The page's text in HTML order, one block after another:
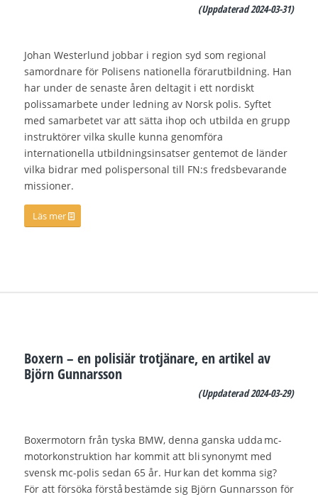
(Uppdaterad 2024-03-31)
Johan Westerlund jobbar i region syd som regional
samordnare för Polisens nationella förarutbildning. Han
har under de senaste åren deltagit i ett nordiskt
polissamarbete under ledning av Norsk polis. Syftet
med samarbetet var att sätta ihop och utbilda en grupp
instruktörer vilka skulle kunna genomföra
internationella utbildningsinsatser gentemot de länder
vilka bidrar med polispersonal till FN:s fredsbevarande
missioner.
Läs mer
Boxern – en polisiär trotjänare, en artikel av
Björn Gunnarsson
(Uppdaterad 2024-03-29)
Boxermotorn från tyska BMW, denna ganska udda mc-
motorkonstruktion har kommit att bli synonymt med
svensk mc-polis sedan 65 år. Hur kan det komma sig?
För att försöka förstå bestämde sig Björn Gunnarsson för